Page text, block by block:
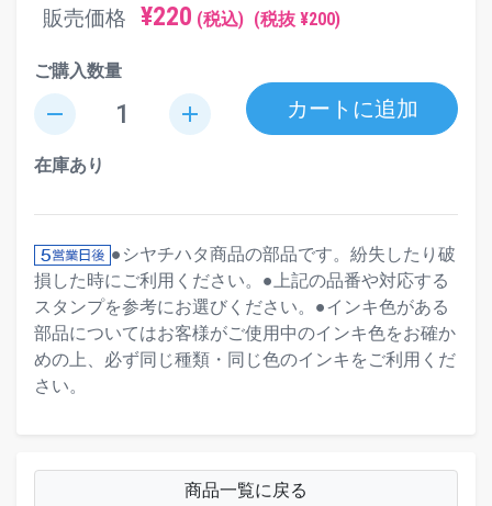
販売価格 ¥220 (税込) (税抜 ¥200)
ご購入数量
remove add カートに追加
在庫あり
●シヤチハタ商品の部品です。紛失したり破
損した時にご利用ください。●上記の品番や対応する
スタンプを参考にお選びください。●インキ色がある
部品についてはお客様がご使用中のインキ色をお確か
めの上、必ず同じ種類・同じ色のインキをご利用くだ
さい。
商品一覧に戻る